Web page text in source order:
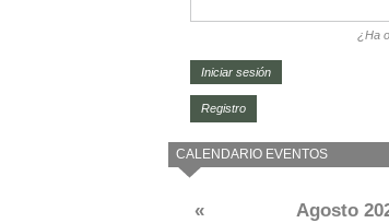
¿Ha
Registro
CALENDARIO EVENTOS
« Agosto